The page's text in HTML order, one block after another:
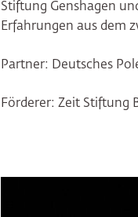
Stiftung Genshagen
Erfahrungen aus dem
Partner: Deutsches
Förderer: Zeit Stiftung